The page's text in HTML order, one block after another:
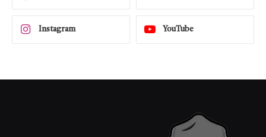
Instagram YouTube